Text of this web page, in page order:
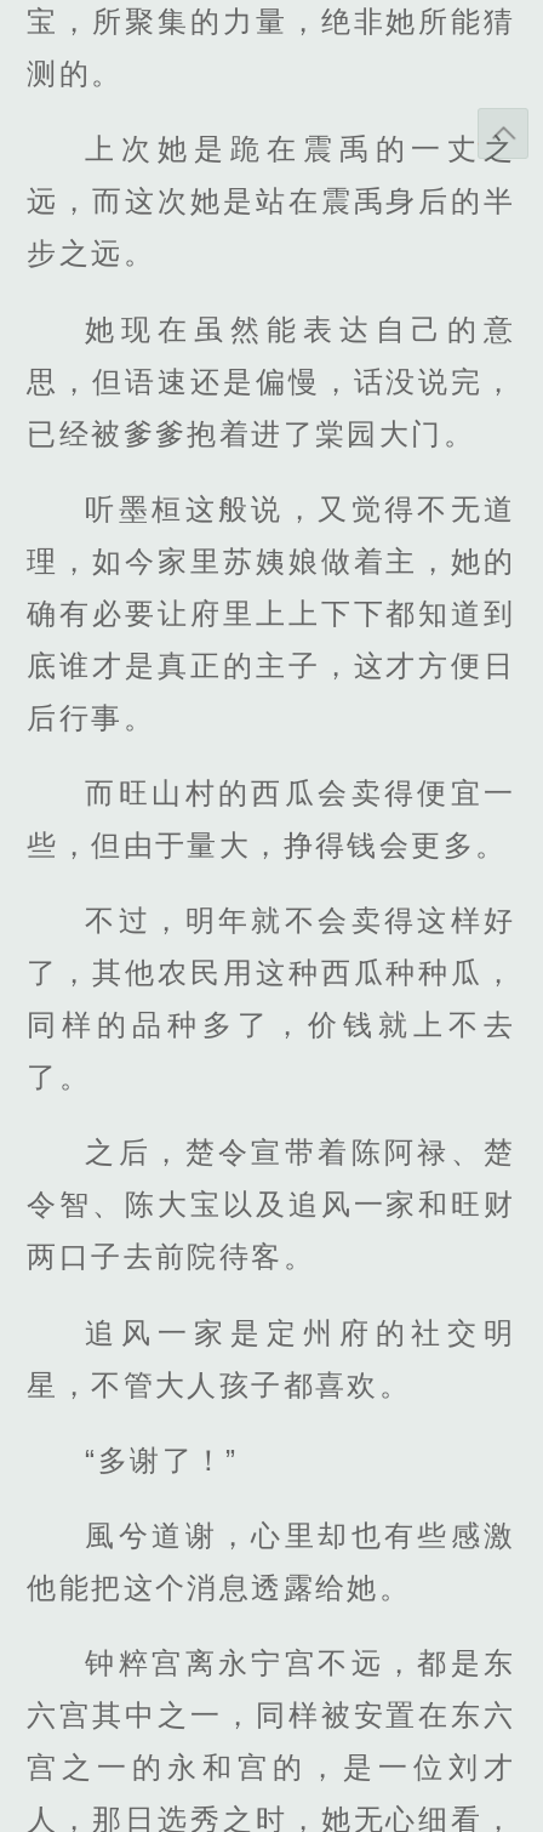
宝，所聚集的力量，绝非她所能猜
测的。
上次她是跪在震禹的一丈之
远，而这次她是站在震禹身后的半
步之远。
她现在虽然能表达自己的意
思，但语速还是偏慢，话没说完，
已经被爹爹抱着进了棠园大门。
听墨桓这般说，又觉得不无道
理，如今家里苏姨娘做着主，她的
确有必要让府里上上下下都知道到
底谁才是真正的主子，这才方便日
后行事。
而旺山村的西瓜会卖得便宜一
些，但由于量大，挣得钱会更多。
不过，明年就不会卖得这样好
了，其他农民用这种西瓜种种瓜，
同样的品种多了，价钱就上不去
了。
之后，楚令宣带着陈阿禄、楚
令智、陈大宝以及追风一家和旺财
两口子去前院待客。
追风一家是定州府的社交明
星，不管大人孩子都喜欢。
“多谢了！”
風兮道谢，心里却也有些感激
他能把这个消息透露给她。
钟粹宫离永宁宫不远，都是东
六宫其中之一，同样被安置在东六
宫之一的永和宫的，是一位刘才
人，那日选秀之时，她无心细看，